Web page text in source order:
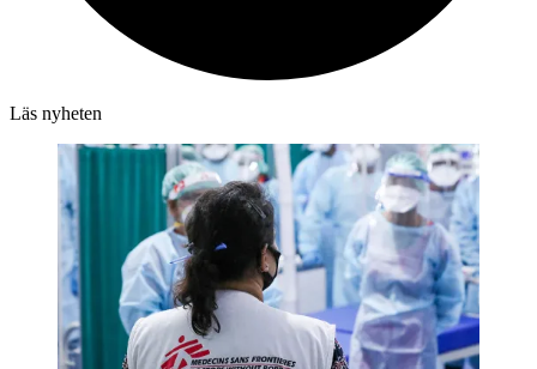
Läs nyheten